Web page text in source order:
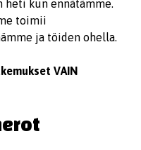
heti kun ennätämme.
toimii
ja töiden ohella.
VAIN